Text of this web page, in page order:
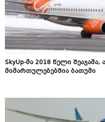
SkyUp-მა 2018 წელი
მიმართულებებშია ბათუმი